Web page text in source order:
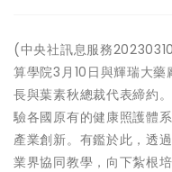
(中央社訊息服務
算學院3月10日與輝瑞大
長與葉素秋總裁代表締約
驗各國原有的健康照護體
產業創新。有鑑於此，透
業界協同教學，向下紮根